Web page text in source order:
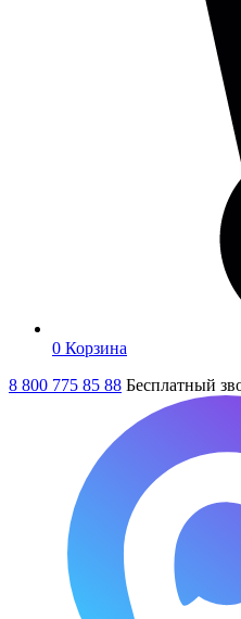
0 Корзина
8 800 775 85 88 Бесплатный